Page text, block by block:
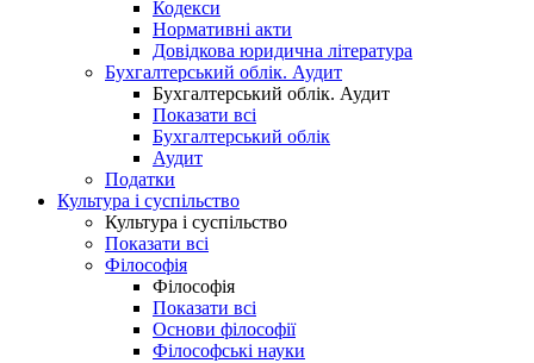
Кодекси
Нормативні акти
Довідкова юридична література
Бухгалтерський облік. Аудит
Бухгалтерський облік. Аудит
Показати всі
Бухгалтерський облік
Аудит
Податки
Культура і суспільство
Культура і суспільство
Показати всі
Філософія
Філософія
Показати всі
Основи філософії
Філософські науки